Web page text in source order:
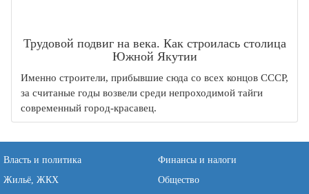
Трудовой подвиг на века. Как строилась столица
Южной Якутии
Именно строители, прибывшие сюда со всех концов СССР,
за считаные годы возвели среди непроходимой тайги
современный город-красавец.
Власть и политика
Финансы и налоги
Жильё, ЖКХ
Общество